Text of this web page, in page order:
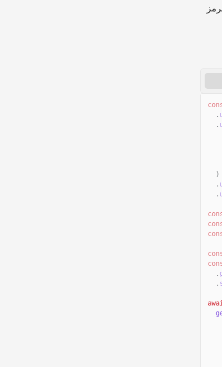
.
.
)
.
.
.
.